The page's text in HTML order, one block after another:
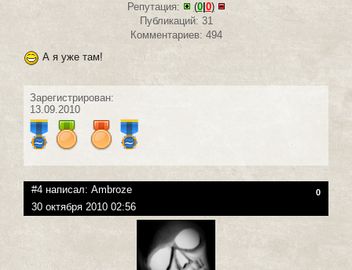
Репутация:
(0| 0)
Публикаций: 31
Комментариев: 494
А я уже там!
Зарегистрирован:
13.09.2010
#4 написал: Ambroze 0
30 октября 2010 02:56